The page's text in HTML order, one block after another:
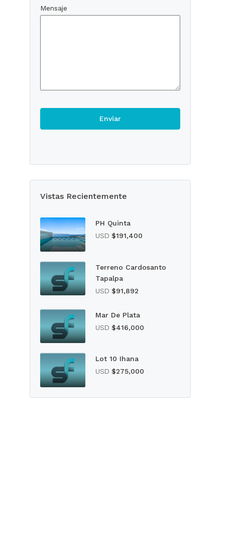
Mensaje
Vistas Recientemente
PH Quinta
USD $191,400
Terreno Cardosanto
Tapalpa
USD $91,892
Mar De Plata
USD $416,000
Lot 10 Ihana
USD $275,000